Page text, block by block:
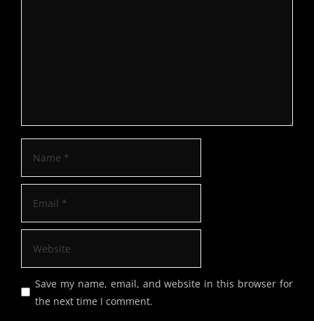
Save my name, email, and website in this browser for
the next time I comment.